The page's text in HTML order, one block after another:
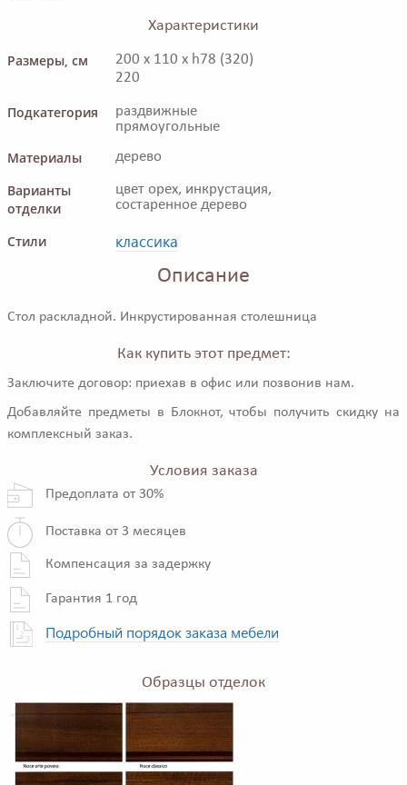
Характеристики
Размеры, см
200 x 110 x h78 (320)
220
Подкатегория
раздвижные
прямоугольные
Материалы дерево
Варианты
отделки
цвет орех, инкрустация,
состаренное дерево
Стили классика
Описание
Стол раскладной. Инкрустированная столешница
Как купить этот предмет:
Заключите договор: приехав в офис или позвонив нам.
Добавляйте предметы в Блокнот, чтобы получить скидку на
комплексный заказ.
Условия заказа
Предоплата от 30%
Поставка от 3 месяцев
Компенсация за задержку
Гарантия 1 год
Подробный порядок заказа мебели
Образцы отделок